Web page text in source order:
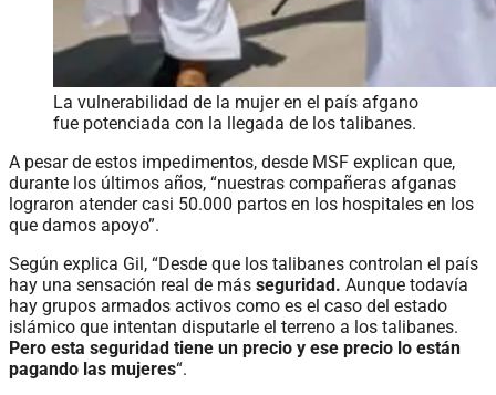
La vulnerabilidad de la mujer en el país afgano
fue potenciada con la llegada de los talibanes.
A pesar de estos impedimentos, desde MSF explican que,
durante los últimos años, “nuestras compañeras afganas
lograron atender casi 50.000 partos en los hospitales en los
que damos apoyo”.
Según explica Gil, “Desde que los talibanes controlan el país
hay una sensación real de más seguridad. Aunque todavía
hay grupos armados activos como es el caso del estado
islámico que intentan disputarle el terreno a los talibanes.
Pero esta seguridad tiene un precio y ese precio lo están
pagando las mujeres“.